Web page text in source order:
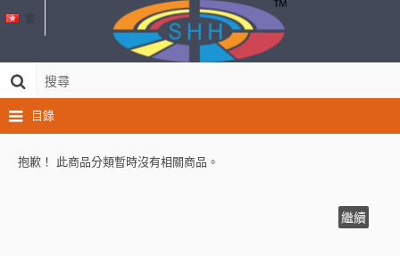
目錄
抱歉！ 此商品分類暫時沒有相關商品。
繼續